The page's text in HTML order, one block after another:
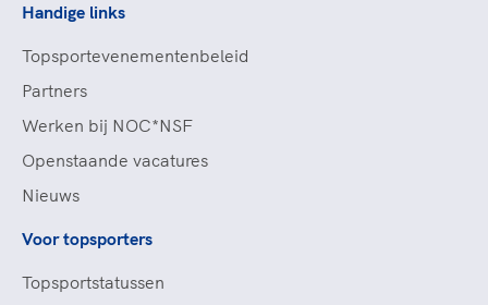
Handige links
Topsportevenementenbeleid
Partners
Werken bij NOC*NSF
Openstaande vacatures
Nieuws
Voor topsporters
Topsportstatussen